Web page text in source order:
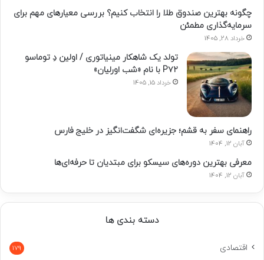
چگونه بهترین صندوق طلا را انتخاب کنیم؟ بررسی معیارهای مهم برای
سرمایه‌گذاری مطمئن
خرداد 28, 1405
تولد یک شاهکار مینیاتوری / اولین دِ توماسو
P۷۲ با نام «شب اورلیان»
خرداد 15, 1405
راهنمای سفر به قشم؛ جزیره‌ای شگفت‌انگیز در خلیج فارس
آبان 12, 1404
معرفی بهترین دوره‌های سیسکو برای مبتدیان تا حرفه‌ای‌ها
آبان 12, 1404
دسته بندی ها
اقتصادی 179